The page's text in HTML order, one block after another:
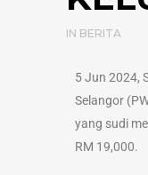
IN BERITA
5 Jun 2024,
Selangor
yang sudi
RM 19,000.